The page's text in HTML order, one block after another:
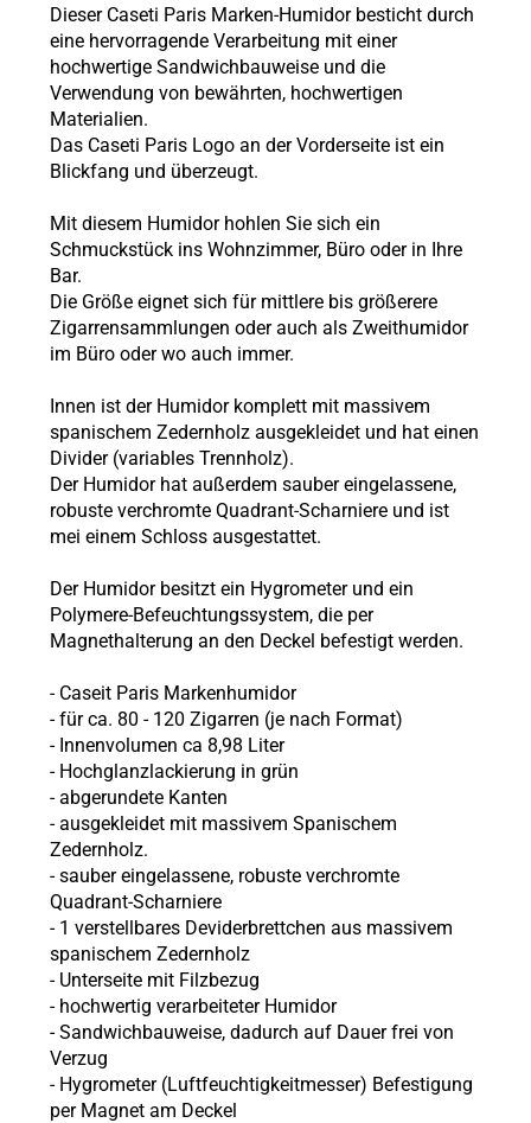
Dieser Caseti Paris Marken-Humidor besticht durch
eine hervorragende Verarbeitung mit einer
hochwertige Sandwichbauweise und die
Verwendung von bewährten, hochwertigen
Materialien.
Das Caseti Paris Logo an der Vorderseite ist ein
Blickfang und überzeugt.
Mit diesem Humidor hohlen Sie sich ein
Schmuckstück ins Wohnzimmer, Büro oder in Ihre
Bar.
Die Größe eignet sich für mittlere bis größerere
Zigarrensammlungen oder auch als Zweithumidor
im Büro oder wo auch immer.
Innen ist der Humidor komplett mit massivem
spanischem Zedernholz ausgekleidet und hat einen
Divider (variables Trennholz).
Der Humidor hat außerdem sauber eingelassene,
robuste verchromte Quadrant-Scharniere und ist
mei einem Schloss ausgestattet.
Der Humidor besitzt ein Hygrometer und ein
Polymere-Befeuchtungssystem, die per
Magnethalterung an den Deckel befestigt werden.
- Caseit Paris Markenhumidor
- für ca. 80 - 120 Zigarren (je nach Format)
- Innenvolumen ca 8,98 Liter
- Hochglanzlackierung in grün
- abgerundete Kanten
- ausgekleidet mit massivem Spanischem
Zedernholz.
- sauber eingelassene, robuste verchromte
Quadrant-Scharniere
- 1 verstellbares Deviderbrettchen aus massivem
spanischem Zedernholz
- Unterseite mit Filzbezug
- hochwertig verarbeiteter Humidor
- Sandwichbauweise, dadurch auf Dauer frei von
Verzug
- Hygrometer (Luftfeuchtigkeitmesser) Befestigung
per Magnet am Deckel